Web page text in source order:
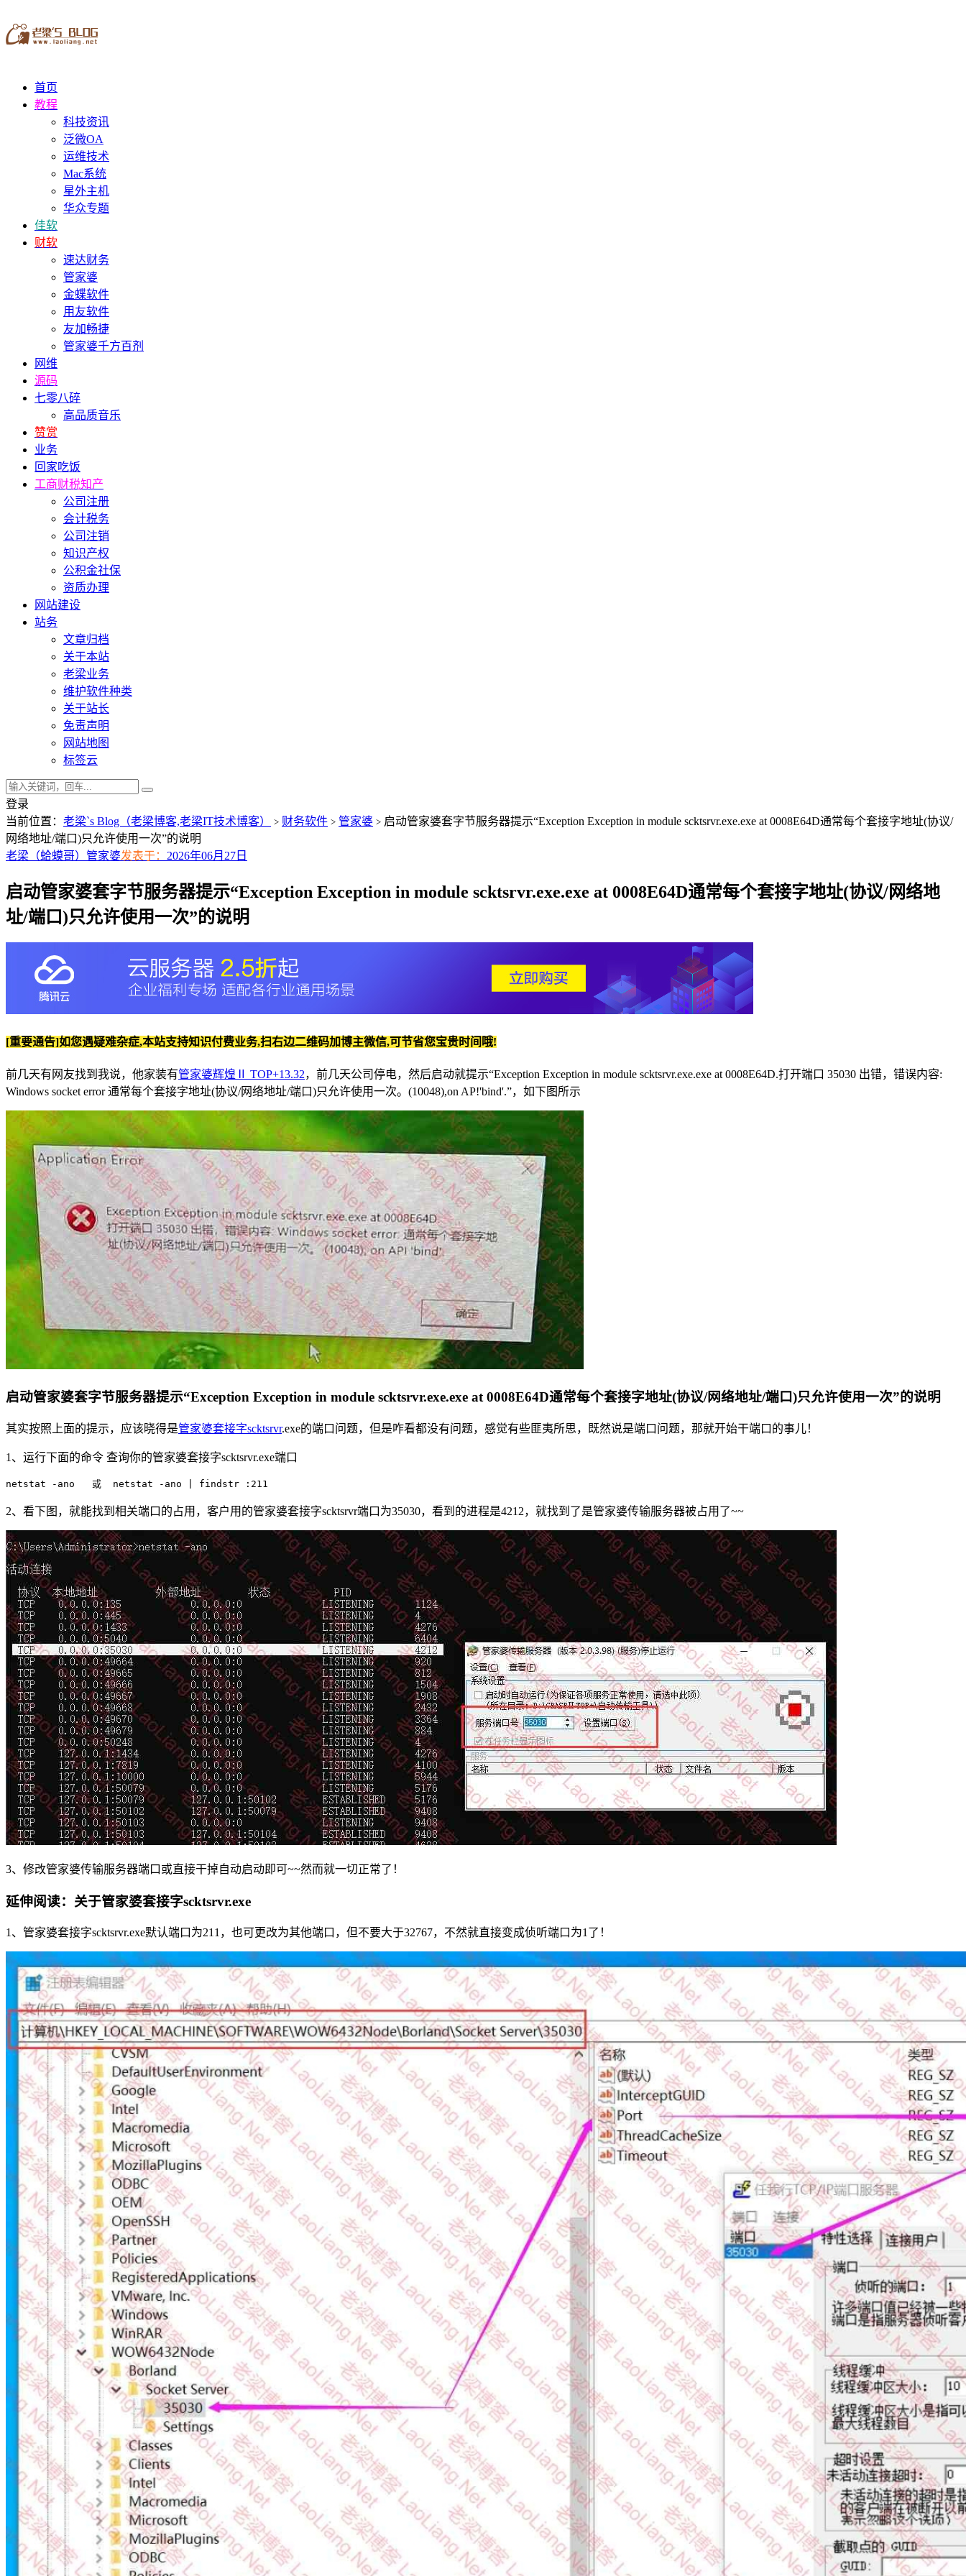
首页
教程
科技资讯
泛微OA
运维技术
Mac系统
星外主机
华众专题
佳软
财软
速达财务
管家婆
金蝶软件
用友软件
友加畅捷
管家婆千方百剂
网维
源码
七零八碎
高品质音乐
赞赏
业务
回家吃饭
工商财税知产
公司注册
会计税务
公司注销
知识产权
公积金社保
资质办理
网站建设
站务
文章归档
关于本站
老梁业务
维护软件种类
关于站长
免责声明
网站地图
标签云
登录
当前位置： 老梁`s Blog（老梁博客,老梁IT技术博客） > 财务软件 > 管家婆 > 启动管家婆套字节服务器提示“Exception Exception in module scktsrvr.exe.exe at 0008E64D通常每个套接字地址(协议/
网络地址/端口)只允许使用一次”的说明
老梁（蛤蟆哥） 管家婆发表于： 2026年06月27日
启动管家婆套字节服务器提示“Exception Exception in module scktsrvr.exe.exe at 0008E64D通常每个套接字地址(协议/网络地
址/端口)只允许使用一次”的说明
[重要通告]如您遇疑难杂症,本站支持知识付费业务,扫右边二维码加博主微信,可节省您宝贵时间哦!
前几天有网友找到我说，他家装有管家婆辉煌Ⅱ TOP+13.32，前几天公司停电，然后启动就提示“Exception Exception in module scktsrvr.exe.exe at 0008E64D.打开端口 35030 出错，错误内容:
Windows socket error 通常每个套接字地址(协议/网络地址/端口)只允许使用一次。(10048),on AP!'bind'.”，如下图所示
启动管家婆套字节服务器提示“Exception Exception in module scktsrvr.exe.exe at 0008E64D通常每个套接字地址(协议/网络地址/端口)只允许使用一次”的说明
其实按照上面的提示，应该晓得是管家婆套接字scktsrvr.exe的端口问题，但是咋看都没有问题，感觉有些匪夷所思，既然说是端口问题，那就开始干端口的事儿！
1、运行下面的命令 查询你的管家婆套接字scktsrvr.exe端口
netstat -ano   或  netstat -ano | findstr :211
2、看下图，就能找到相关端口的占用，客户用的管家婆套接字scktsrvr端口为35030，看到的进程是4212，就找到了是管家婆传输服务器被占用了~~
3、修改管家婆传输服务器端口或直接干掉自动启动即可~~然而就一切正常了！
延伸阅读：关于管家婆套接字scktsrvr.exe
1、管家婆套接字scktsrvr.exe默认端口为211，也可更改为其他端口，但不要大于32767，不然就直接变成侦听端口为1了！